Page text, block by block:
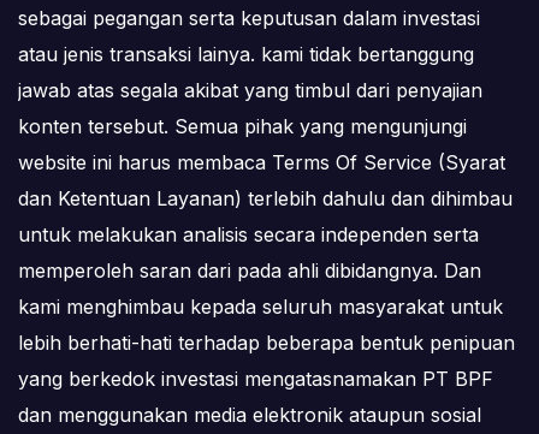
sebagai pegangan serta keputusan dalam investasi
atau jenis transaksi lainya. kami tidak bertanggung
jawab atas segala akibat yang timbul dari penyajian
konten tersebut. Semua pihak yang mengunjungi
website ini harus membaca Terms Of Service (Syarat
dan Ketentuan Layanan) terlebih dahulu dan dihimbau
untuk melakukan analisis secara independen serta
memperoleh saran dari pada ahli dibidangnya. Dan
kami menghimbau kepada seluruh masyarakat untuk
lebih berhati-hati terhadap beberapa bentuk penipuan
yang berkedok investasi mengatasnamakan PT BPF
dan menggunakan media elektronik ataupun sosial